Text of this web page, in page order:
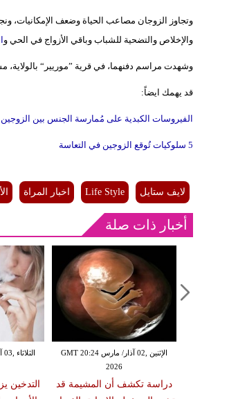
والإخلاص والتضحية للشباب وباقي الأزواج في الحي و
وشهدت مراسم دفنهما، في قرية ”موريير“
قد يهمك ايضاً:
الفيروسات الكبدية على مُمارسة الجنس بين الزوجين
5 سلوكيات تُوقع الزوجين في التعاسة
لايف ستايل Life Style اخبار المراة
أخبار ذات صلة
التدخين
الإثنين ,02 آذار/ مارس GMT 20:24
2026
دراسة تكشف أن المشيمة قد